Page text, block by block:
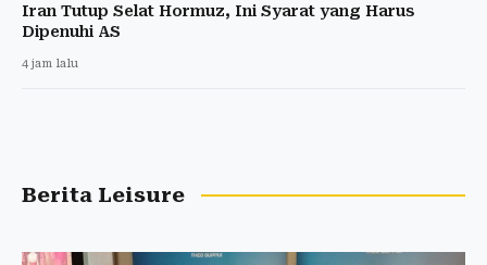
Iran Tutup Selat Hormuz, Ini Syarat yang Harus
Dipenuhi AS
4 jam lalu
Berita Leisure